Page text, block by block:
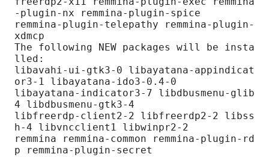
-plugin-nx remmina-plugin-spice
remmina-plugin-telepathy remmina-plugin-
xdmcp
The following NEW packages will be insta
lled:
libavahi-ui-gtk3-0 libayatana-appindicat
or3-1 libayatana-ido3-0.4-0
libayatana-indicator3-7 libdbusmenu-glib
4 libdbusmenu-gtk3-4
libfreerdp-client2-2 libfreerdp2-2 libss
h-4 libvncclient1 libwinpr2-2
remmina remmina-common remmina-plugin-rd
p remmina-plugin-secret